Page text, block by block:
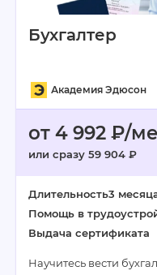
Бухгалтер
Академия Эдюсон
от 4 992 ₽/
или сразу 59 904 ₽
Длительность3
Помощь в
Выдача сертификата
Научитесь вести